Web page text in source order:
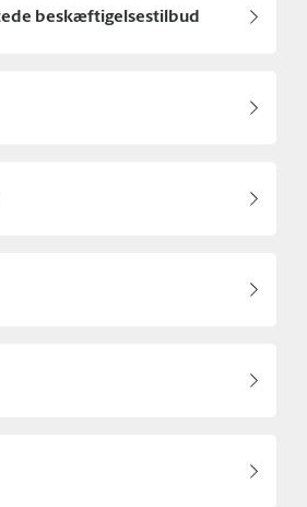
beskæftigelsestilbud